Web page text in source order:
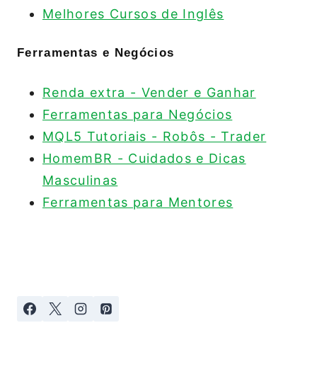
Melhores Cursos de Inglês
Ferramentas e Negócios
Renda extra - Vender e Ganhar
Ferramentas para Negócios
MQL5 Tutoriais - Robôs - Trader
HomemBR - Cuidados e Dicas
Masculinas
Ferramentas para Mentores